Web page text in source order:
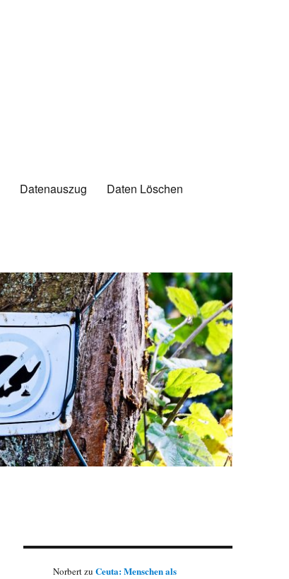
Datenauszug
Daten Löschen
NorbertzuCeuta: Menschen als